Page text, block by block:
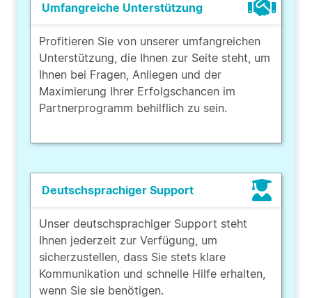
Umfangreiche Unterstützung
Profitieren Sie von unserer umfangreichen
Unterstützung, die Ihnen zur Seite steht, um
Ihnen bei Fragen, Anliegen und der
Maximierung Ihrer Erfolgschancen im
Partnerprogramm behilflich zu sein.
Deutschsprachiger Support
Unser deutschsprachiger Support steht
Ihnen jederzeit zur Verfügung, um
sicherzustellen, dass Sie stets klare
Kommunikation und schnelle Hilfe erhalten,
wenn Sie sie benötigen.